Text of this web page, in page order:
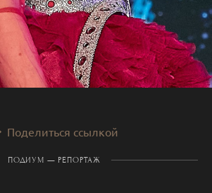
Поделиться ссылкой
ПОДИУМ — РЕПОРТАЖ